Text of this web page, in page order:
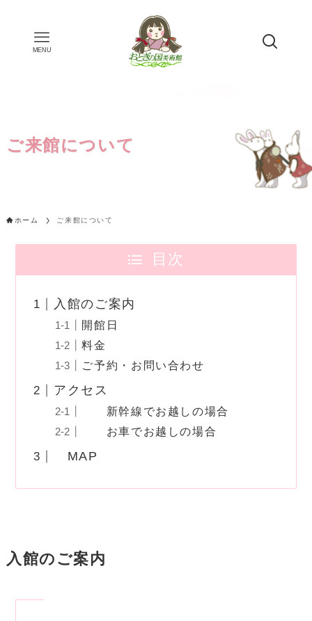
MENU
ご来館について
ホーム ご来館について
目次
入館のご案内
開館日
料金
ご予約・お問い合わせ
アクセス
新幹線でお越しの場合
お車でお越しの場合
MAP
入館のご案内